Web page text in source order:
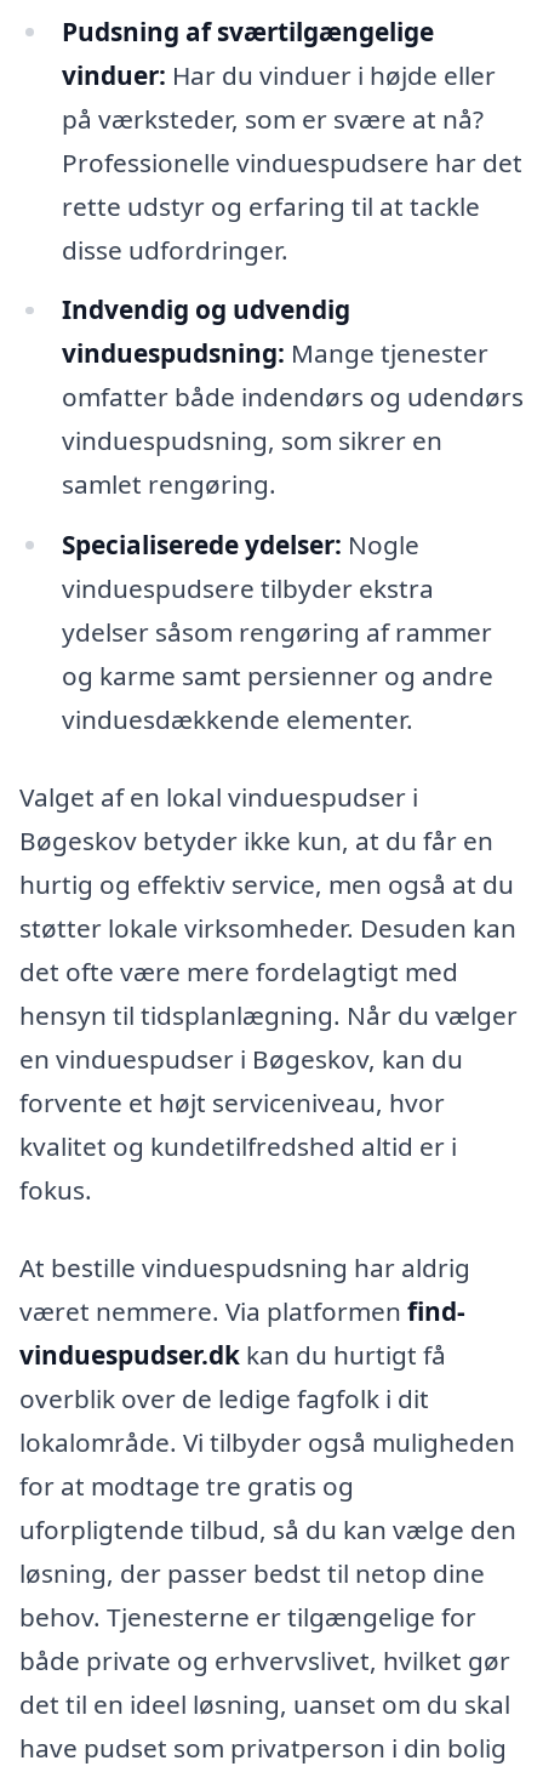
Pudsning af sværtilgængelige
vinduer: Har du vinduer i højde eller
på værksteder, som er svære at nå?
Professionelle vinduespudsere har det
rette udstyr og erfaring til at tackle
disse udfordringer.
Indvendig og udvendig
vinduespudsning: Mange tjenester
omfatter både indendørs og udendørs
vinduespudsning, som sikrer en
samlet rengøring.
Specialiserede ydelser: Nogle
vinduespudsere tilbyder ekstra
ydelser såsom rengøring af rammer
og karme samt persienner og andre
vinduesdækkende elementer.
Valget af en lokal vinduespudser i
Bøgeskov betyder ikke kun, at du får en
hurtig og effektiv service, men også at du
støtter lokale virksomheder. Desuden kan
det ofte være mere fordelagtigt med
hensyn til tidsplanlægning. Når du vælger
en vinduespudser i Bøgeskov, kan du
forvente et højt serviceniveau, hvor
kvalitet og kundetilfredshed altid er i
fokus.
At bestille vinduespudsning har aldrig
været nemmere. Via platformen find-
vinduespudser.dk kan du hurtigt få
overblik over de ledige fagfolk i dit
lokalområde. Vi tilbyder også muligheden
for at modtage tre gratis og
uforpligtende tilbud, så du kan vælge den
løsning, der passer bedst til netop dine
behov. Tjenesterne er tilgængelige for
både private og erhvervslivet, hvilket gør
det til en ideel løsning, uanset om du skal
have pudset som privatperson i din bolig